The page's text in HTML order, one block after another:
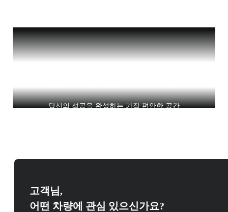
당신의 성공을 완성하는 가장 편안한 공간
고객님,
어떤 차량에 관심 있으신가요?